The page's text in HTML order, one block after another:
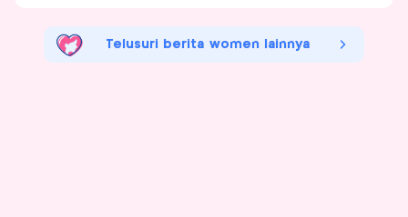
Telusuri berita women lainnya